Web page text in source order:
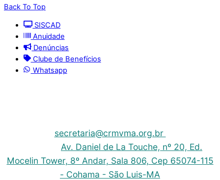
Back To Top
SISCAD
Anuidade
Denúncias
Clube de Benefícios
Whatsapp
secretaria@crmvma.org.br
Av. Daniel de La Touche, nº 20, Ed.
Mocelin Tower, 8º Andar, Sala 806, Cep 65074-115
- Cohama - São Luis-MA